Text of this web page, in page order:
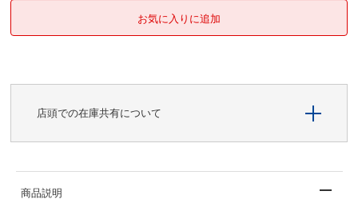
店頭での在庫共有について
商品説明